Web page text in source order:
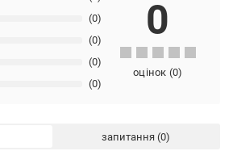
(0)
(0)
(0)
(0) 0
оцінок (0)
запитання